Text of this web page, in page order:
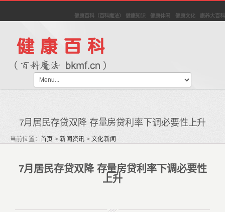
健康百科（百科魔法） 健康知识 健康休闲 健康文化 康养大百科
7月居民存贷双降 存量房贷利率下调必要性上升
当前位置：首页 >新闻资讯 >文化新闻
7月居民存贷双降 存量房贷利率下调必要性
上升